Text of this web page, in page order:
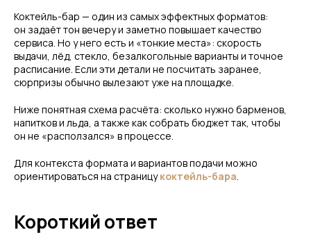
Коктейль-бар — один из самых эффектных форматов:
он задаёт тон вечеру и заметно повышает качество
сервиса. Но у него есть и «тонкие места»: скорость
выдачи, лёд, стекло, безалкогольные варианты и точное
расписание. Если эти детали не посчитать заранее,
сюрпризы обычно вылезают уже на площадке.
Ниже понятная схема расчёта: сколько нужно барменов,
напитков и льда, а также как собрать бюджет так, чтобы
он не «расползался» в процессе.
Для контекста формата и вариантов подачи можно
ориентироваться на страницу коктейль-бара.
Короткий ответ